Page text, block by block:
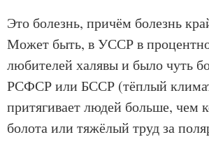
Это болезнь, причём болезнь
Может быть, в УССР в
любителей халявы и было чуть
РСФСР или БССР (тёплый
притягивает людей больше, чем
болота или тяжёлый труд за